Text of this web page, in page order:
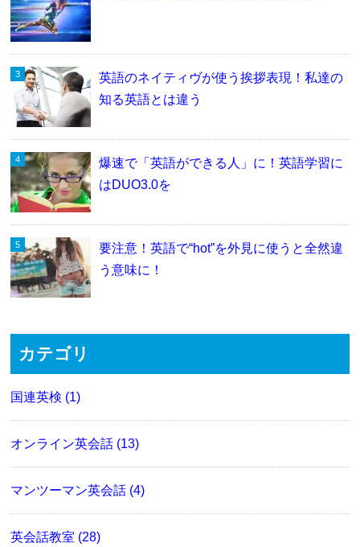
英語のネイティヴが使う挨拶表現！私達の
知る英語とは違う
爆速で「英語ができる人」に！英語学習に
はDUO3.0を
要注意！英語で“hot”を外見に使うと全然違
う意味に！
カテゴリ
国連英検 (1)
オンライン英会話 (13)
マンツーマン英会話 (4)
英会話教室 (28)